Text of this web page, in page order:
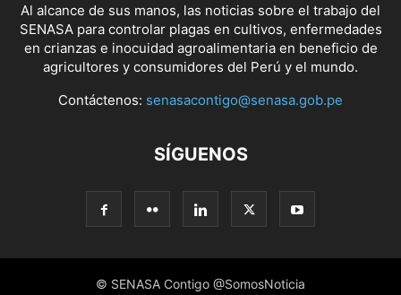
Al alcance de sus manos, las noticias sobre el trabajo del
SENASA para controlar plagas en cultivos, enfermedades
en crianzas e inocuidad agroalimentaria en beneficio de
agricultores y consumidores del Perú y el mundo.
Contáctenos: senasacontigo@senasa.gob.pe
SÍGUENOS
© SENASA Contigo @SomosNoticia